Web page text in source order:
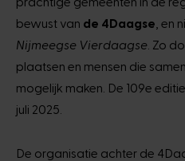
bewust van de 4Daagse , en
Nijmeegse Vierdaagse . Zo
plaatsen en mensen die
mogelijk maken. De 109e
juli 2025.
De organisatie achter de